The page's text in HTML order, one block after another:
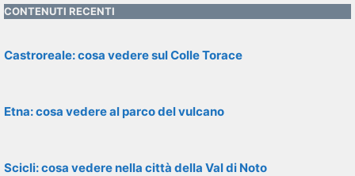
CONTENUTI RECENTI
Castroreale: cosa vedere sul Colle Torace
Etna: cosa vedere al parco del vulcano
Scicli: cosa vedere nella città della Val di Noto